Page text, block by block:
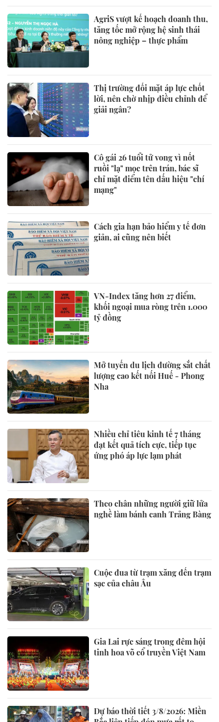
AgriS vượt kế hoạch doanh thu,
tăng tốc mở rộng hệ sinh thái
nông nghiệp – thực phẩm
Thị trường đối mặt áp lực chốt
lời, nên chờ nhịp điều chỉnh để
giải ngân?
Cô gái 26 tuổi tử vong vì nốt
ruồi "lạ" mọc trên trán, bác sĩ
chỉ mặt điểm tên dấu hiệu "chí
mạng"
Cách gia hạn bảo hiểm y tế đơn
giản, ai cũng nên biết
VN-Index tăng hơn 27 điểm,
khối ngoại mua ròng trên 1.000
tỷ đồng
Mở tuyến du lịch đường sắt chất
lượng cao kết nối Huế - Phong
Nha
Nhiều chỉ tiêu kinh tế 7 tháng
đạt kết quả tích cực, tiếp tục
ứng phó áp lực lạm phát
Theo chân những người giữ lửa
nghề làm bánh canh Trảng Bàng
Cuộc đua từ trạm xăng đến trạm
sạc của châu Âu
Gia Lai rực sáng trong đêm hội
tinh hoa võ cổ truyền Việt Nam
Dự báo thời tiết 3/8/2026: Miền